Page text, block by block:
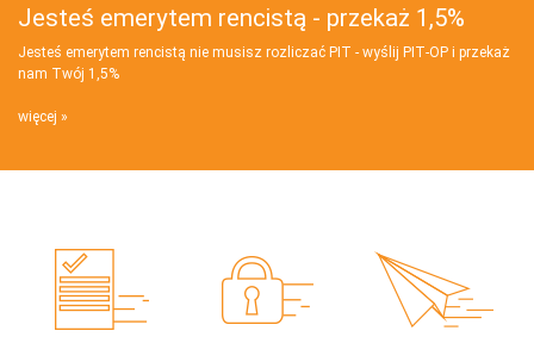
Jesteś emerytem rencistą - przekaż 1,5%
Jesteś emerytem rencistą nie musisz rozliczać PIT - wyślij PIT‑OP i przekaż
nam Twój 1,5%
więcej